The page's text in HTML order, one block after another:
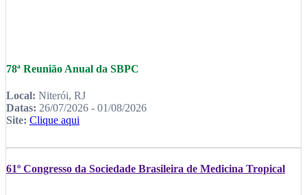
78ª Reunião Anual da SBPC
Local: Niterói, RJ
Datas: 26/07/2026 - 01/08/2026
Site: Clique aqui
61º Congresso da Sociedade Brasileira de Medicina Tropical